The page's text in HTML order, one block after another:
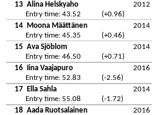
13 Alina Helskyaho 2012
Entry time: 43.52
(+0.96)
14
Moona Määttänen 2014
Entry time: 45.35
(+0.46)
15 Ava Sjöblom 2014
Entry time: 46.50
(+0.71)
16
Iina Vaajapuro 2016
Entry time: 52.83
(-2.56)
17
Ella Sahla 2014
Entry time: 55.08
(-1.72)
18 Aada Ruotsalainen 2016